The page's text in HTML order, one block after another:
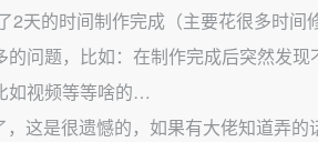
2天的时间制作完成（主要花很多时间
问题，比如：在制作完成后突然发现
如视频等等啥的…
这是很遗憾的，如果有大佬知道弄的